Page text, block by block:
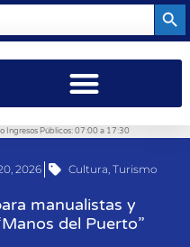
Ingresos Públicos: 07:00 a 17:30
2026 Cultura Turismo
manualistas y
del Puerto”